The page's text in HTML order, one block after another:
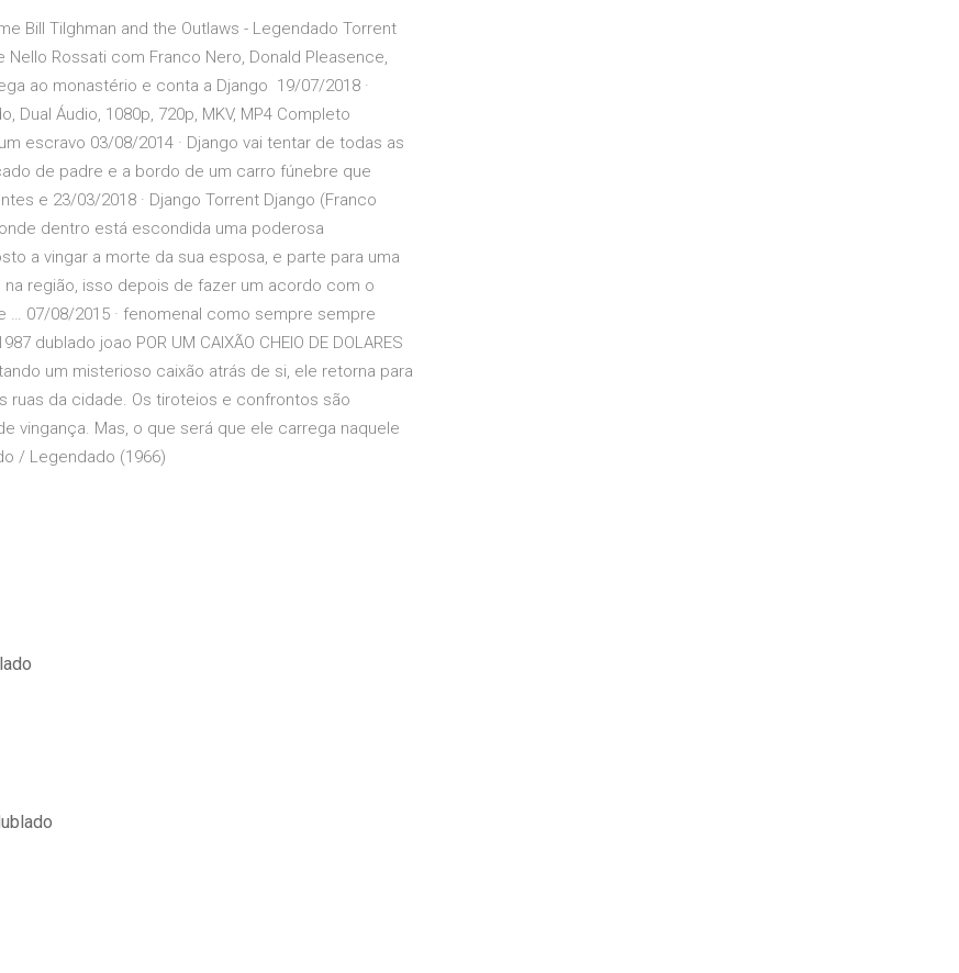
Bill Tilghman and the Outlaws - Legendado Torrent
Rossati com Franco Nero, Donald Pleasence,
ao monastério e conta a Django 19/07/2018 ·
Dual Áudio, 1080p, 720p, MKV, MP4 Completo
escravo 03/08/2014 · Django vai tentar de todas as
de padre e a bordo de um carro fúnebre que
e 23/03/2018 · Django Torrent Django (Franco
dentro está escondida uma poderosa
a vingar a morte da sua esposa, e parte para uma
região, isso depois de fazer um acordo com o
… 07/08/2015 · fenomenal como sempre sempre
dublado joao POR UM CAIXÃO CHEIO DE DOLARES
um misterioso caixão atrás de si, ele retorna para
ruas da cidade. Os tiroteios e confrontos são
vingança. Mas, o que será que ele carrega naquele
/ Legendado (1966)